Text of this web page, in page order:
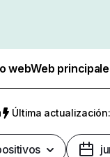
webWeb
Última